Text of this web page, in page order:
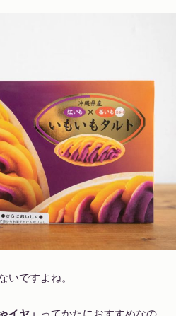
ですよね。
ってかたにおすすめなの